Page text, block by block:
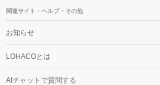
関連サイト・ヘルプ・その他
お知らせ
LOHACOとは
AIチャットで質問する